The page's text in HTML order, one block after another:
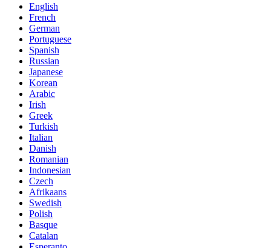
English
French
German
Portuguese
Spanish
Russian
Japanese
Korean
Arabic
Irish
Greek
Turkish
Italian
Danish
Romanian
Indonesian
Czech
Afrikaans
Swedish
Polish
Basque
Catalan